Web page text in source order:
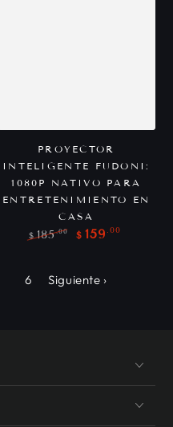
PROYECTOR
INTELIGENTE FUDONI:
1080P NATIVO PARA
ENTRETENIMIENTO EN
CASA
$ 185.00 $ 159 .00
6 Siguiente ›